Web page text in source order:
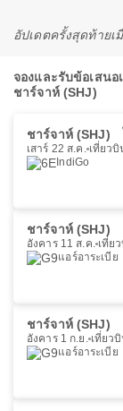
อัปเดตครั้งสุดท้ายเ
จองและรับข้อเสน
ชาร์จาห์ (SHJ)
ชาร์จาห์ (SHJ)
เสาร์ 22 ส.ค. เที่ยวบิ
IndiGo
ชาร์จาห์ (SHJ)
อังคาร 11 ส.ค. เที่ย
แอร์อาระเบีย
ชาร์จาห์ (SHJ)
อังคาร 1 ก.ย. เที่ยว
แอร์อาระเบีย